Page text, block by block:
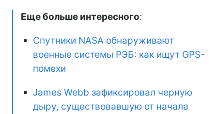
Еще больше интересного:
Спутники NASA обнаруживают
военные системы РЭБ: как ищут GPS-
помехи
James Webb зафиксировал черную
дыру, существовавшую от начала